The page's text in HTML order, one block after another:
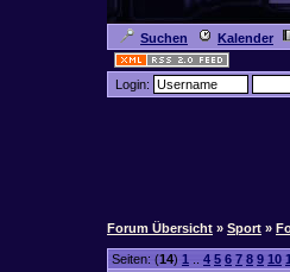
Suchen Kalender
Login:
Forum Übersicht » Sport »
Seiten: (14) 1 4 5 6 7 8 9 10